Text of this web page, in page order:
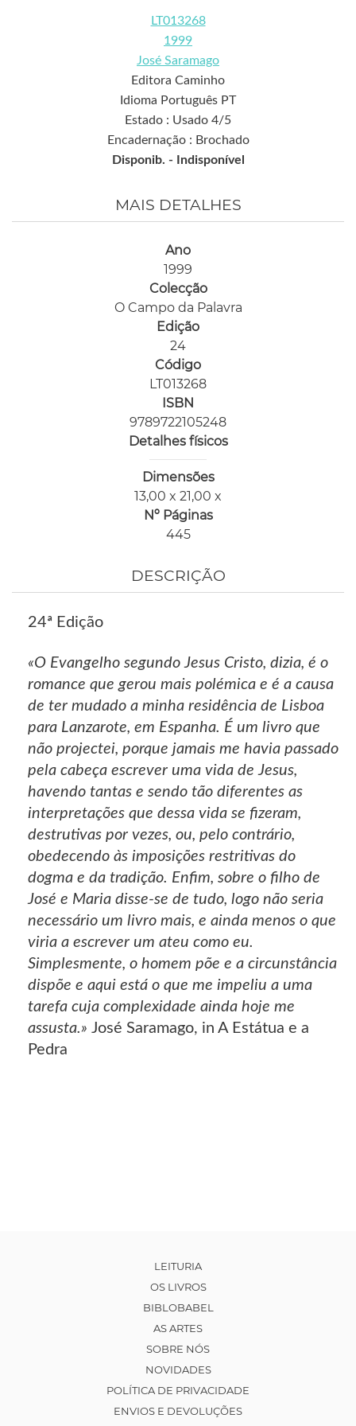
LT013268
1999
José Saramago
Editora Caminho
Idioma Português PT
Estado : Usado 4/5
Encadernação : Brochado
Disponib. -
Indisponível
MAIS DETALHES
Ano
1999
Colecção
O Campo da Palavra
Edição
24
Código
LT013268
ISBN
9789722105248
Detalhes físicos
Dimensões
13,00 x 21,00 x
Nº Páginas
445
DESCRIÇÃO
24ª Edição
«O Evangelho segundo Jesus Cristo, dizia, é o
romance que gerou mais polémica e é a causa
de ter mudado a minha residência de Lisboa
para Lanzarote, em Espanha. É um livro que
não projectei, porque jamais me havia passado
pela cabeça escrever uma vida de Jesus,
havendo tantas e sendo tão diferentes as
interpretações que dessa vida se fizeram,
destrutivas por vezes, ou, pelo contrário,
obedecendo às imposições restritivas do
dogma e da tradição. Enfim, sobre o filho de
José e Maria disse-se de tudo, logo não seria
necessário um livro mais, e ainda menos o que
viria a escrever um ateu como eu.
Simplesmente, o homem põe e a circunstância
dispõe e aqui está o que me impeliu a uma
tarefa cuja complexidade ainda hoje me
assusta.» José Saramago, in A Estátua e a
Pedra
LEITURIA
OS LIVROS
BIBLOBABEL
AS ARTES
SOBRE NÓS
NOVIDADES
POLÍTICA DE PRIVACIDADE
ENVIOS E DEVOLUÇÕES